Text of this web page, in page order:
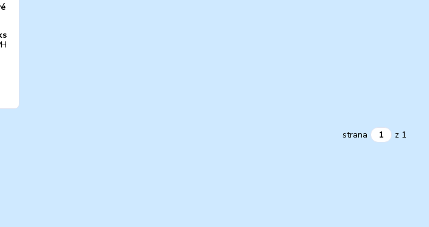
strana z 1